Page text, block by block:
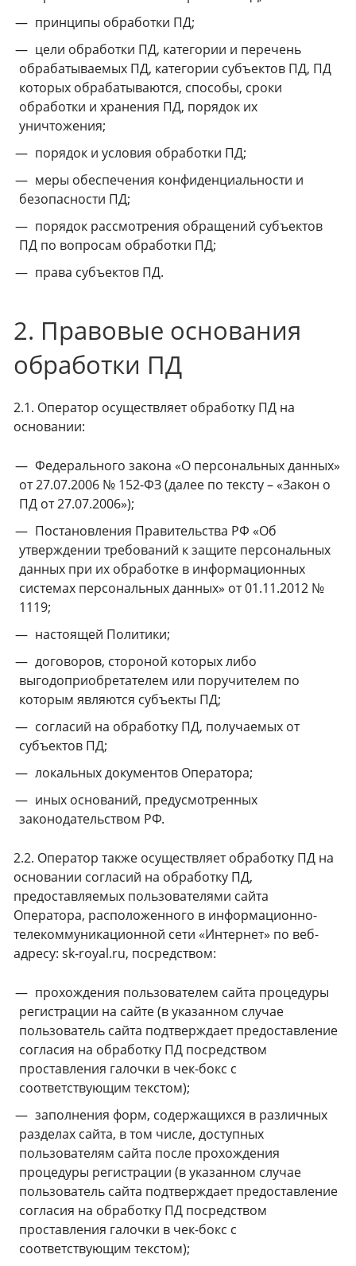
принципы обработки ПД;
цели обработки ПД, категории и перечень
обрабатываемых ПД, категории субъектов ПД, ПД
которых обрабатываются, способы, сроки
обработки и хранения ПД, порядок их
уничтожения;
порядок и условия обработки ПД;
меры обеспечения конфиденциальности и
безопасности ПД;
порядок рассмотрения обращений субъектов
ПД по вопросам обработки ПД;
права субъектов ПД.
2. Правовые основания
обработки ПД
2.1. Оператор осуществляет обработку ПД на
основании:
Федерального закона «О персональных данных»
от 27.07.2006 № 152-ФЗ (далее по тексту – «Закон о
ПД от 27.07.2006»);
Постановления Правительства РФ «Об
утверждении требований к защите персональных
данных при их обработке в информационных
системах персональных данных» от 01.11.2012 №
1119;
настоящей Политики;
договоров, стороной которых либо
выгодоприобретателем или поручителем по
которым являются субъекты ПД;
согласий на обработку ПД, получаемых от
субъектов ПД;
локальных документов Оператора;
иных оснований, предусмотренных
законодательством РФ.
2.2. Оператор также осуществляет обработку ПД на
основании согласий на обработку ПД,
предоставляемых пользователями сайта
Оператора, расположенного в информационно-
телекоммуникационной сети «Интернет» по веб-
адресу: sk-royal.ru, посредством:
прохождения пользователем сайта процедуры
регистрации на сайте (в указанном случае
пользователь сайта подтверждает предоставление
согласия на обработку ПД посредством
проставления галочки в чек-бокс с
соответствующим текстом);
заполнения форм, содержащихся в различных
разделах сайта, в том числе, доступных
пользователям сайта после прохождения
процедуры регистрации (в указанном случае
пользователь сайта подтверждает предоставление
согласия на обработку ПД посредством
проставления галочки в чек-бокс с
соответствующим текстом);